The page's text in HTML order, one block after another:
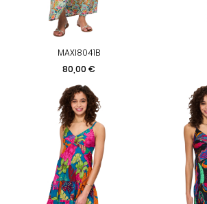
MAXI8041B
Prix
80,00 €